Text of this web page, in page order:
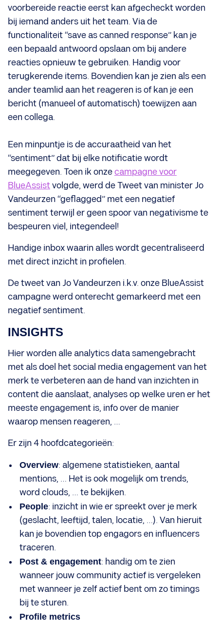
voorbereide reactie eerst kan afgecheckt worden
bij iemand anders uit het team. Via de
functionaliteit “save as canned response” kan je
een bepaald antwoord opslaan om bij andere
reacties opnieuw te gebruiken. Handig voor
terugkerende items. Bovendien kan je zien als een
ander teamlid aan het reageren is of kan je een
bericht (manueel of automatisch) toewijzen aan
een collega.
Een minpuntje is de accuraatheid van het
“sentiment” dat bij elke notificatie wordt
meegegeven. Toen ik onzecampagne voor
BlueAssistvolgde, werd de Tweet van minister Jo
Vandeurzen “geflagged” met een negatief
sentiment terwijl er geen spoor van negativisme te
bespeuren viel, integendeel!
Handige inbox waarin alles wordt gecentraliseerd
met direct inzicht in profielen.
De tweet van Jo Vandeurzen i.k.v. onze BlueAssist
campagne werd onterecht gemarkeerd met een
negatief sentiment.
INSIGHTS
Hier worden alle analytics data samengebracht
met als doel het social media engagement van het
merk te verbeteren aan de hand van inzichten in
content die aanslaat, analyses op welke uren er het
meeste engagement is, info over de manier
waarop mensen reageren, …
Er zijn 4 hoofdcategorieën:
Overview: algemene statistieken, aantal
mentions, … Het is ook mogelijk om trends,
word clouds, … te bekijken.
People: inzicht in wie er spreekt over je merk
(geslacht, leeftijd, talen, locatie, …). Van hieruit
kan je bovendien top engagors en influencers
traceren.
Post & engagement: handig om te zien
wanneer jouw community actief is vergeleken
met wanneer je zelf actief bent om zo timings
bij te sturen.
Profile metrics